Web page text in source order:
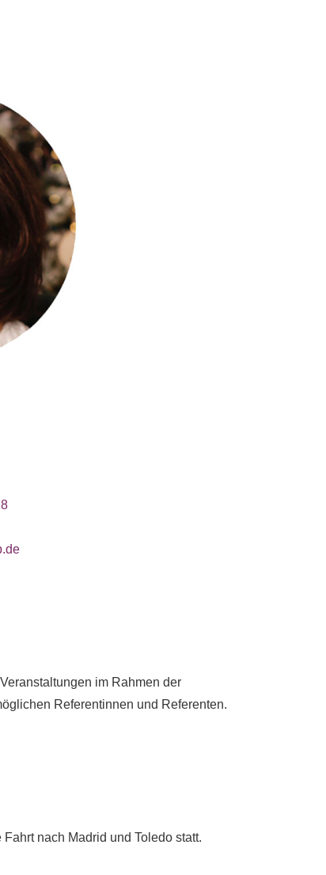
im Rahmen der
Referentinnen und Referenten.
nach Madrid und Toledo statt.